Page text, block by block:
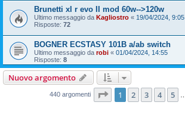
Brunetti xl r evo II mod 60w-->120w
Ultimo messaggio da Kagliostro « 19/04/2024, 9:05
Risposte: 72
BOGNER ECSTASY 101B a/ab switch
Ultimo messaggio da robi « 01/04/2024, 14:55
Risposte: 8
Nuovo argomento
440 argomenti Pagina di 22
1 2 3 4 5